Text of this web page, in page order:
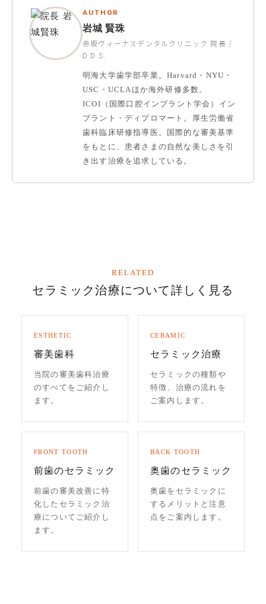
AUTHOR
岩城 賢珠
赤坂ヴィーナスデンタルクリニック 院長 /
D.D.S.
明海大学歯学部卒業。Harvard・NYU・
USC・UCLAほか海外研修多数。
ICOI（国際口腔インプラント学会）イン
プラント・ディプロマート。厚生労働省
歯科臨床研修指導医。国際的な審美基準
をもとに、患者さまの自然な美しさを引
き出す治療を追求している。
RELATED
セラミック治療について詳しく見る
ESTHETIC
審美歯科
当院の審美歯科治療
のすべてをご紹介し
ます。
CERAMIC
セラミック治療
セラミックの種類や
特徴、治療の流れを
ご案内します。
FRONT TOOTH
前歯のセラミック
前歯の審美改善に特
化したセラミック治
療についてご紹介し
ます。
BACK TOOTH
奥歯のセラミック
奥歯をセラミックに
するメリットと注意
点をご案内します。